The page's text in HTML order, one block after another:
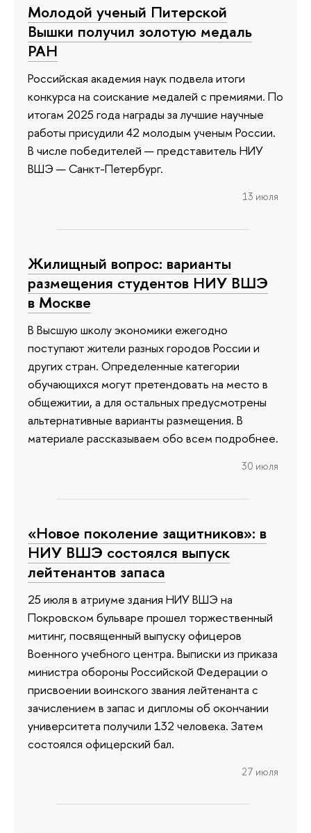
Молодой ученый Питерской
Вышки получил золотую медаль
РАН
Российская академия наук подвела итоги
конкурса на соискание медалей с премиями. По
итогам 2025 года награды за лучшие научные
работы присудили 42 молодым ученым России.
В числе победителей — представитель НИУ
ВШЭ — Санкт-Петербург.
13 июля
Жилищный вопрос: варианты
размещения студентов НИУ ВШЭ
в Москве
В Высшую школу экономики ежегодно
поступают жители разных городов России и
других стран. Определенные категории
обучающихся могут претендовать на место в
общежитии, а для остальных предусмотрены
альтернативные варианты размещения. В
материале рассказываем обо всем подробнее.
30 июля
«Новое поколение защитников»: в
НИУ ВШЭ состоялся выпуск
лейтенантов запаса
25 июля в атриуме здания НИУ ВШЭ на
Покровском бульваре прошел торжественный
митинг, посвященный выпуску офицеров
Военного учебного центра. Выписки из приказа
министра обороны Российской Федерации о
присвоении воинского звания лейтенанта с
зачислением в запас и дипломы об окончании
университета получили 132 человека. Затем
состоялся офицерский бал.
27 июля